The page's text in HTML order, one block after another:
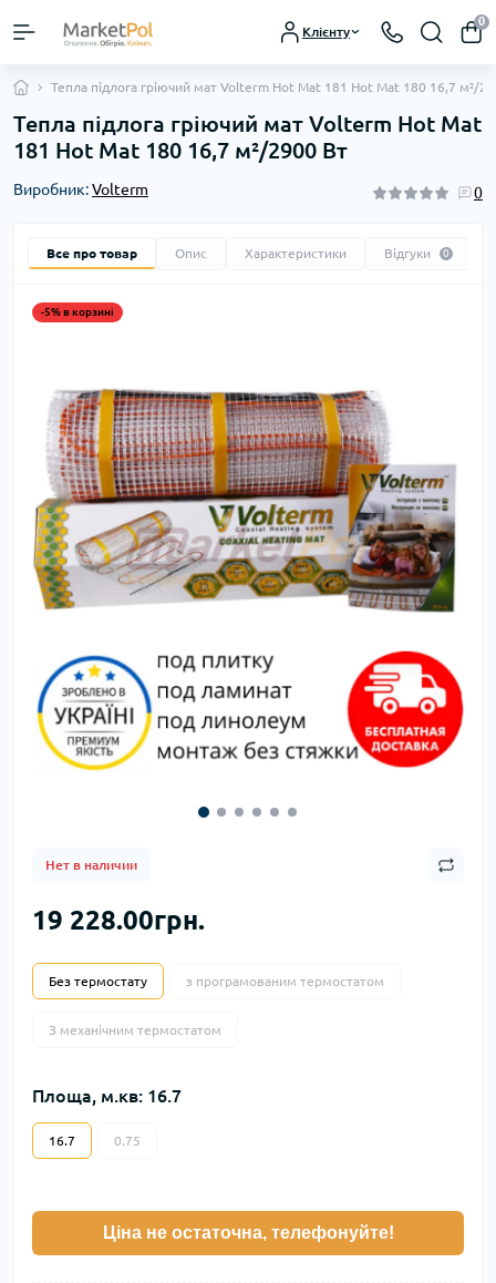
Клієнту
0
Тепла підлога гріючий мат Volterm Hot Mat 181 Hot Mat 180 16,7 м²/
Тепла підлога гріючий мат Volterm Hot Mat
181 Hot Mat 180 16,7 м²/2900 Вт
Виробник:Volterm 0
Все про товар Опис Характеристики Відгуки 0
-5% в корзині
Нет в наличии
19 228.00грн.
Без термостату з програмованим термостатом
З механічним термостатом
Площа, м.кв: 16.7
16.7 0.75
Ціна не остаточна, телефонуйте!